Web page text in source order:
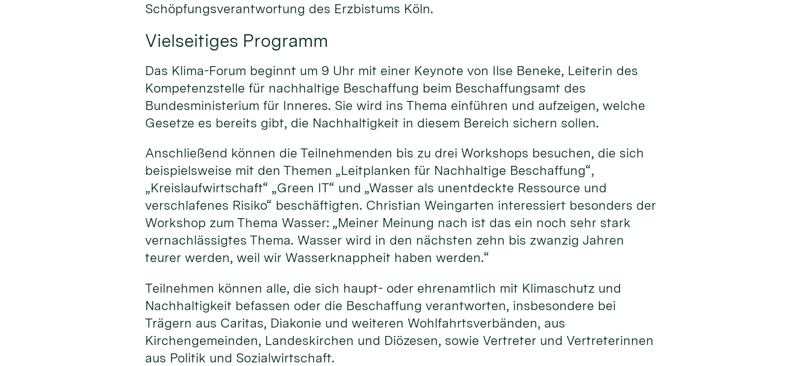
Schöpfungsverantwortung des Erzbistums Köln.
Vielseitiges Programm
Das Klima-Forum beginnt um 9 Uhr mit einer Keynote von Ilse Beneke, Leiterin des
Kompetenzstelle für nachhaltige Beschaffung beim Beschaffungsamt des
Bundesministerium für Inneres. Sie wird ins Thema einführen und aufzeigen, welche
Gesetze es bereits gibt, die Nachhaltigkeit in diesem Bereich sichern sollen.
Anschließend können die Teilnehmenden bis zu drei Workshops besuchen, die sich
beispielsweise mit den Themen „Leitplanken für Nachhaltige Beschaffung“,
„Kreislaufwirtschaft“ „Green IT“ und „Wasser als unentdeckte Ressource und
verschlafenes Risiko“ beschäftigten. Christian Weingarten interessiert besonders der
Workshop zum Thema Wasser: „Meiner Meinung nach ist das ein noch sehr stark
vernachlässigtes Thema. Wasser wird in den nächsten zehn bis zwanzig Jahren
teurer werden, weil wir Wasserknappheit haben werden.“
Teilnehmen können alle, die sich haupt- oder ehrenamtlich mit Klimaschutz und
Nachhaltigkeit befassen oder die Beschaffung verantworten, insbesondere bei
Trägern aus Caritas, Diakonie und weiteren Wohlfahrtsverbänden, aus
Kirchengemeinden, Landeskirchen und Diözesen, sowie Vertreter und Vertreterinnen
aus Politik und Sozialwirtschaft.